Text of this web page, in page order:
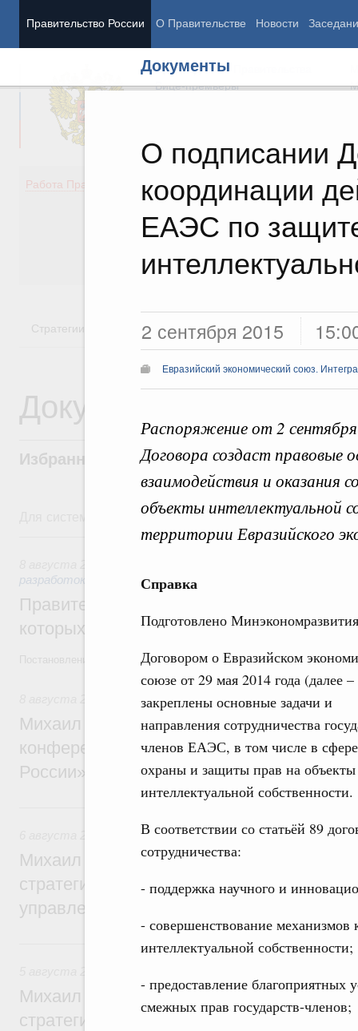
Правительство России О Правительстве Новости
Документы
О подписании
координации
ЕАЭС по
2 сентября 2015
Евразийский экономический союз.
Распоряжение от 2
Договора создаст правовые
взаимодействия и оказания
объекты интеллектуальной
территории Евразийского
Справка
Подготовлено
Договором о Евразийском
союзе от 29 мая 2014 года (далее
закреплены основные задачи и
направления сотрудничества
членов ЕАЭС, в том числе в сфере
охраны и защиты прав на объекты
интеллектуальной собственности.
В соответствии со статьёй 89
сотрудничества:
- поддержка научного и
- совершенствование механизмов
интеллектуальной собственности;
- предоставление благоприятных
смежных прав государств-членов;
Председатель Правительства
Вице-премьеры
Работа Правительства
Демография
Здоровье
Образование
Культура
Государство
Стратегии Государственные программы
Документы
Избранные документы со справками к
Для системного поиска перейдите в раздел "Поиск по
8 августа, суббота
разработок
Правительство расширило перечень
которых освобождаются от НДФЛ
Постановление от 5 августа 2026 года №978
Отрасль информационных технологий
Михаил Мишустин дал поручения по
конференции «Цифровая индустрия
России»
Технологическое развитие. Инновации
Михаил Мишустин дал поручения по
стратегической сессии о
управления научно-технологическим
5 августа, среда
Михаил Мишустин дал поручения по
стратегической сессии, посвящённой